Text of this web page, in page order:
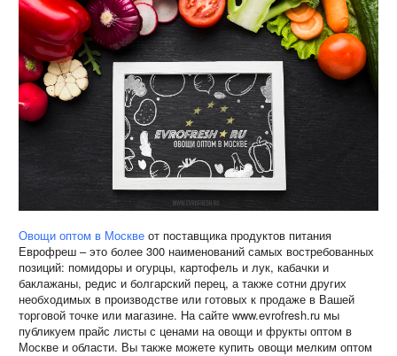
Овощи оптом в Москве от поставщика продуктов питания
Еврофреш – это более 300 наименований самых востребованных
позиций: помидоры и огурцы, картофель и лук, кабачки и
баклажаны, редис и болгарский перец, а также сотни других
необходимых в производстве или готовых к продаже в Вашей
торговой точке или магазине. На сайте www.evrofresh.ru мы
публикуем прайс листы с ценами на овощи и фрукты оптом в
Москве и области. Вы также можете купить овощи мелким оптом